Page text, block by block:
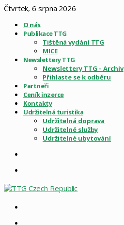
Čtvrtek, 6 srpna 2026
O nás
Publikace TTG
Tištěná vydání TTG
MICE
Newslettery TTG
Newslettery TTG – Archiv
Přihlaste se k odběru
Partneři
Ceník inzerce
Kontakty
Udržitelná turistika
Udržitelná doprava
Udržitelné služby
Udržitelné ubytování